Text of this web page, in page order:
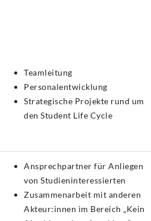
Teamleitung
Personalentwicklung
Strategische Projekte rund um
den Student Life Cycle
Ansprechpartner für Anliegen
von Studieninteressierten
Zusammenarbeit mit anderen
Akteur:innen im Bereich „Kein